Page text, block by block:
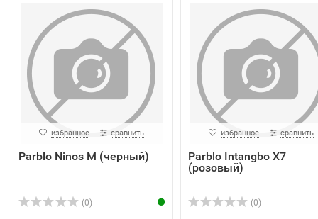
избранное сравнить
Parblo Ninos M (черный)
(0)
избранное сравнить
Parblo Intangbo X7
(розовый)
(0)